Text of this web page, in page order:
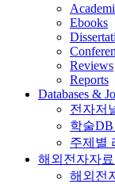
Ebooks
Reviews
Reports
Databases &
전자저
학술
주제별
해외전자자
해외전